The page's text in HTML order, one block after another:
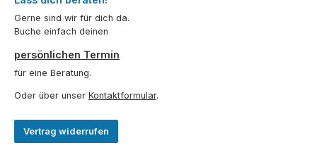
Gerne sind wir für dich da.
Buche einfach deinen
persönlichen Termin
für eine Beratung.
Oder über unser Kontaktformular.
Vertrag widerrufen